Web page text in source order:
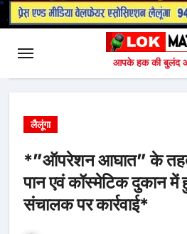
आपके हक की बुलंद
लैलूंगा
*”ऑपरेशन आघात” के
पान एवं कॉस्मेटिक दुकान में
संचालक पर कार्रवाई*